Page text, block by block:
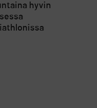
hyvin